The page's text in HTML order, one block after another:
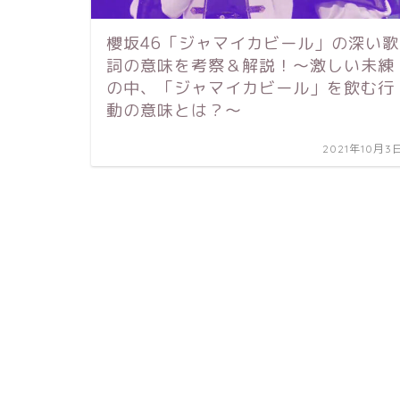
櫻坂46「ジャマイカビール」の深い歌
詞の意味を考察＆解説！～激しい未練
の中、「ジャマイカビール」を飲む行
動の意味とは？～
2021年10月3